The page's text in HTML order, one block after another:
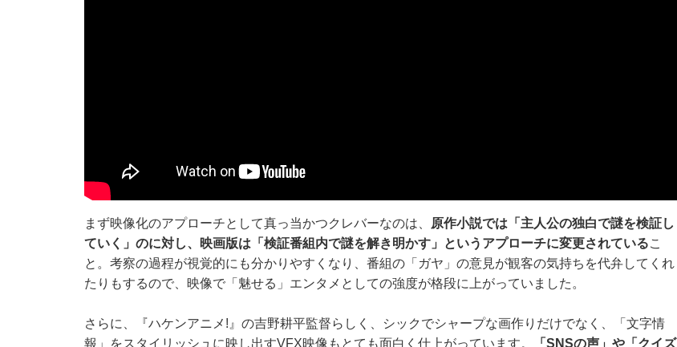
まず映像化のアプローチとして真っ当かつクレバーなのは、
原作小説では「主人公の独白で謎を検証し
ていく」のに対し、映画版は「検証番組内で謎を解き明かす」というアプローチに変更されているこ
と。考察の過程が視覚的にも分かりやすくなり、番組の「ガヤ」の意見が観客の気持ちを代弁してくれ
たりもするので、映像で「魅せる」エンタメとしての強度が格段に上がっていました。
さらに、『ハケンアニメ!』の吉野耕平監督らしく、シックでシャープな画作りだけでなく、「文字情
報」をスタイリッシュに映し出すVFX映像もとても面白く仕上がっています。
「SNSの声」や「クイズ